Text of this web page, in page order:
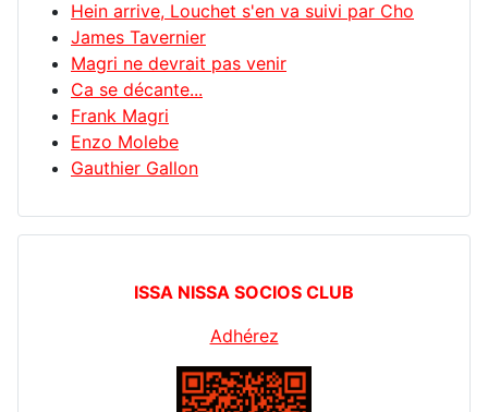
Hein arrive, Louchet s'en va suivi par Cho
James Tavernier
Magri ne devrait pas venir
Ca se décante...
Frank Magri
Enzo Molebe
Gauthier Gallon
ISSA NISSA SOCIOS CLUB
Adhérez